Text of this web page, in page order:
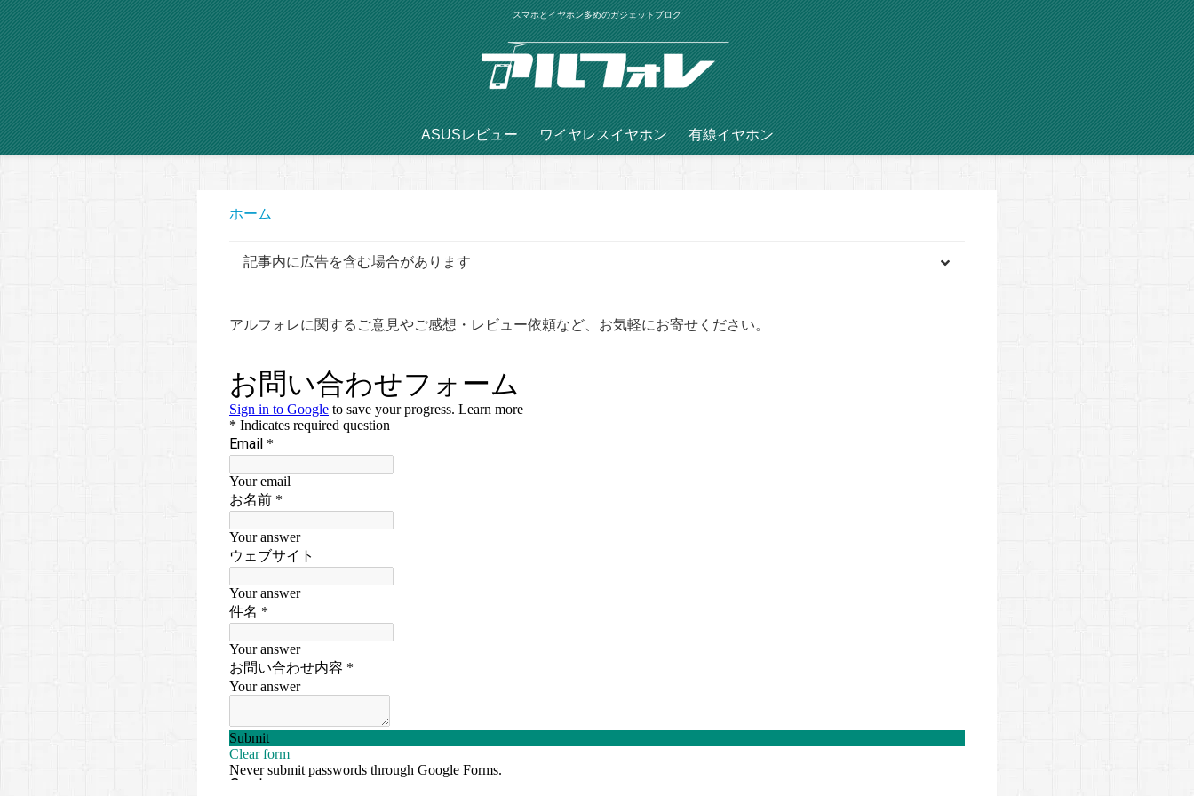
スマホとイヤホン多めのガジェットブログ
ASUSレビュー ワイヤレスイヤホン 有線イヤホン
ホーム
記事内に広告を含む場合があります
アルフォレに関するご意見やご感想・レビュー依頼など、お気軽にお寄せください。